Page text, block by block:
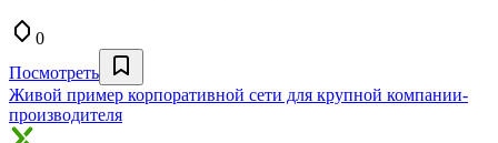
0
Посмотреть
Живой пример корпоративной сети для крупной компании-
производителя